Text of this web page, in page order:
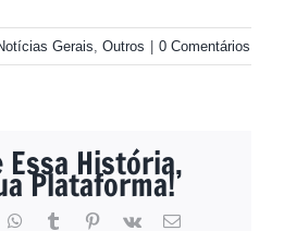
Gerais, Outros 0 Comentários
História,
Plataforma!
whatsapptumblr pinterest
vk
E-